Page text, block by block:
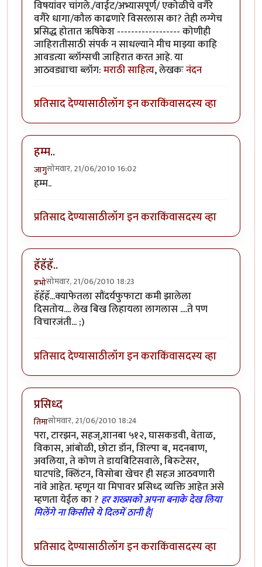
विषयांवर चांगले./वाईट/अभ्यासपूर्ण/ एकोळीचे वगैरे
वगैरे धागा/कौल काढणारे विसरलास का? तेही लग्गेच
प्रसिद्ध होतात ऋषिकेश ------------------ कोणीही
जाहिरातीसाठी संपर्क न साधल्याने मीच माझ्या काहि
आवडत्या ब्लॉग्सची जाहिरात करत आहे. या
आठवड्याचा ब्लॉग:मराठी साहित्य, लेखकःनंदन
प्रतिसाद देण्यासाठीलॉग इन कराकिंवासदस्य व्हा
हम्म..
जागुसोमवार, 21/06/2010 16:02
हम्म..
प्रतिसाद देण्यासाठीलॉग इन कराकिंवासदस्य व्हा
हॅहॅहॅ..
प्रभोसोमवार, 21/06/2010 18:23
हॅहॅहॅ...क्याफेतला सौंदर्यफुफाटा कमी झालेला
दिसतोय.... लेख बिख लिहायला लागलास ....ते पण
विचारजंती... ;)
प्रतिसाद देण्यासाठीलॉग इन कराकिंवासदस्य व्हा
प्रसिध्द
तिमासोमवार, 21/06/2010 18:24
परा, टारझन, सहज्,शानबा ५१२, घासकडवी, वेताळ,
विकास, आंबोळी, छोटा डॉन, शिल्पा ब, मदनबाण,
अवलिया, ते कोण ते डायबिटिसवाले, बिरुटेसर,
घाटपांडे, क्लिंटन, विसोबा खेचर ही सहज आठवणारी
नांवे आहेत. म्हणून या मिपावर प्रसिध्द व्यक्ति आहेत असे
म्हणता येईल का ? हर शख्सको अपना बनाके देख लिया
मिलेंगे ना किसीसे ये दिलमें ठानी है|
प्रतिसाद देण्यासाठीलॉग इन कराकिंवासदस्य व्हा